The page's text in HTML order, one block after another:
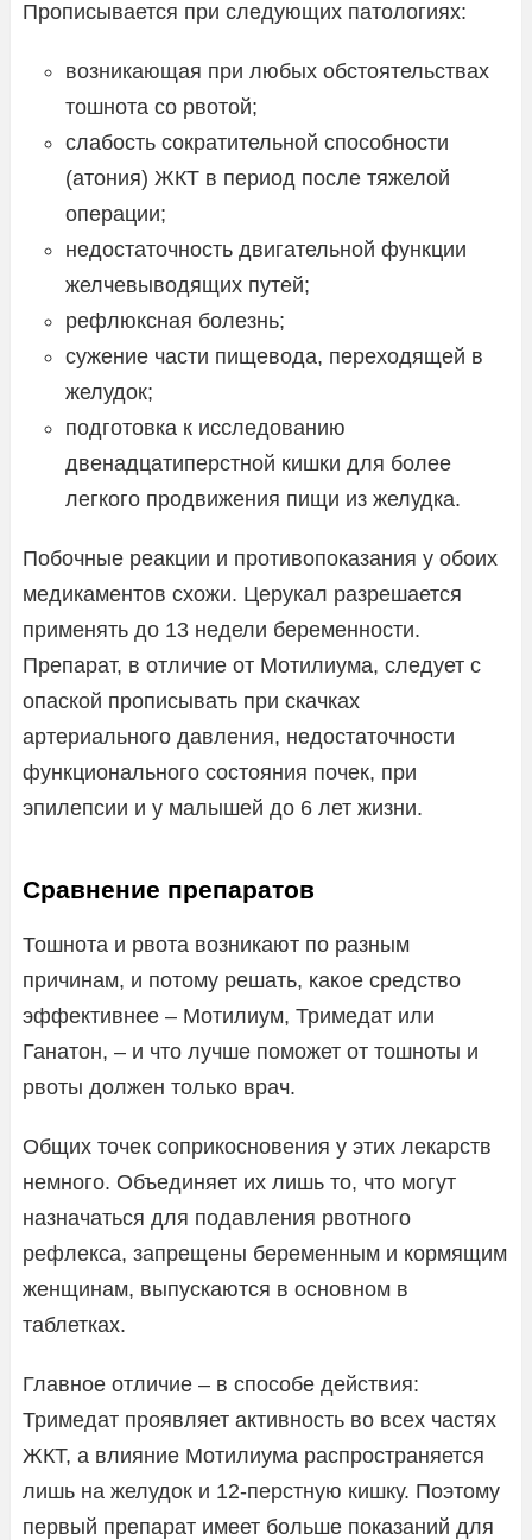
Прописывается при следующих патологиях:
возникающая при любых обстоятельствах
тошнота со рвотой;
слабость сократительной способности
(атония) ЖКТ в период после тяжелой
операции;
недостаточность двигательной функции
желчевыводящих путей;
рефлюксная болезнь;
сужение части пищевода, переходящей в
желудок;
подготовка к исследованию
двенадцатиперстной кишки для более
легкого продвижения пищи из желудка.
Побочные реакции и противопоказания у обоих
медикаментов схожи. Церукал разрешается
применять до 13 недели беременности.
Препарат, в отличие от Мотилиума, следует с
опаской прописывать при скачках
артериального давления, недостаточности
функционального состояния почек, при
эпилепсии и у малышей до 6 лет жизни.
Сравнение препаратов
Тошнота и рвота возникают по разным
причинам, и потому решать, какое средство
эффективнее – Мотилиум, Тримедат или
Ганатон, – и что лучше поможет от тошноты и
рвоты должен только врач.
Общих точек соприкосновения у этих лекарств
немного. Объединяет их лишь то, что могут
назначаться для подавления рвотного
рефлекса, запрещены беременным и кормящим
женщинам, выпускаются в основном в
таблетках.
Главное отличие – в способе действия:
Тримедат проявляет активность во всех частях
ЖКТ, а влияние Мотилиума распространяется
лишь на желудок и 12-перстную кишку. Поэтому
первый препарат имеет больше показаний для